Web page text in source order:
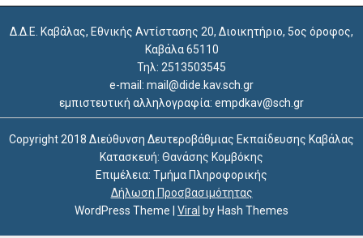
Δ.Δ.Ε. Καβάλας, Εθνικής Αντίστασης 20, Διοικητήριο, 5ος όροφος,
Καβάλα 65110
Τηλ: 2513503545
e-mail: mail@dide.kav.sch.gr
εμπιστευτική αλληλογραφία: empdkav@sch.gr
Copyright 2018 Διεύθυνση Δευτεροβάθμιας Εκπαίδευσης Καβάλας
Κατασκευή: Θανάσης Κομβόκης
Επιμέλεια: Τμήμα Πληροφορικής
Δήλωση Προσβασιμότητας
WordPress Theme
Viral by Hash Themes